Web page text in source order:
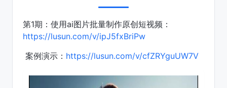
第1期：使用ai图片批量制作原创短视频：
https://lusun.com/v/ipJ5fxBriPw
案例演示： https://lusun.com/v/cfZRYguUW7V